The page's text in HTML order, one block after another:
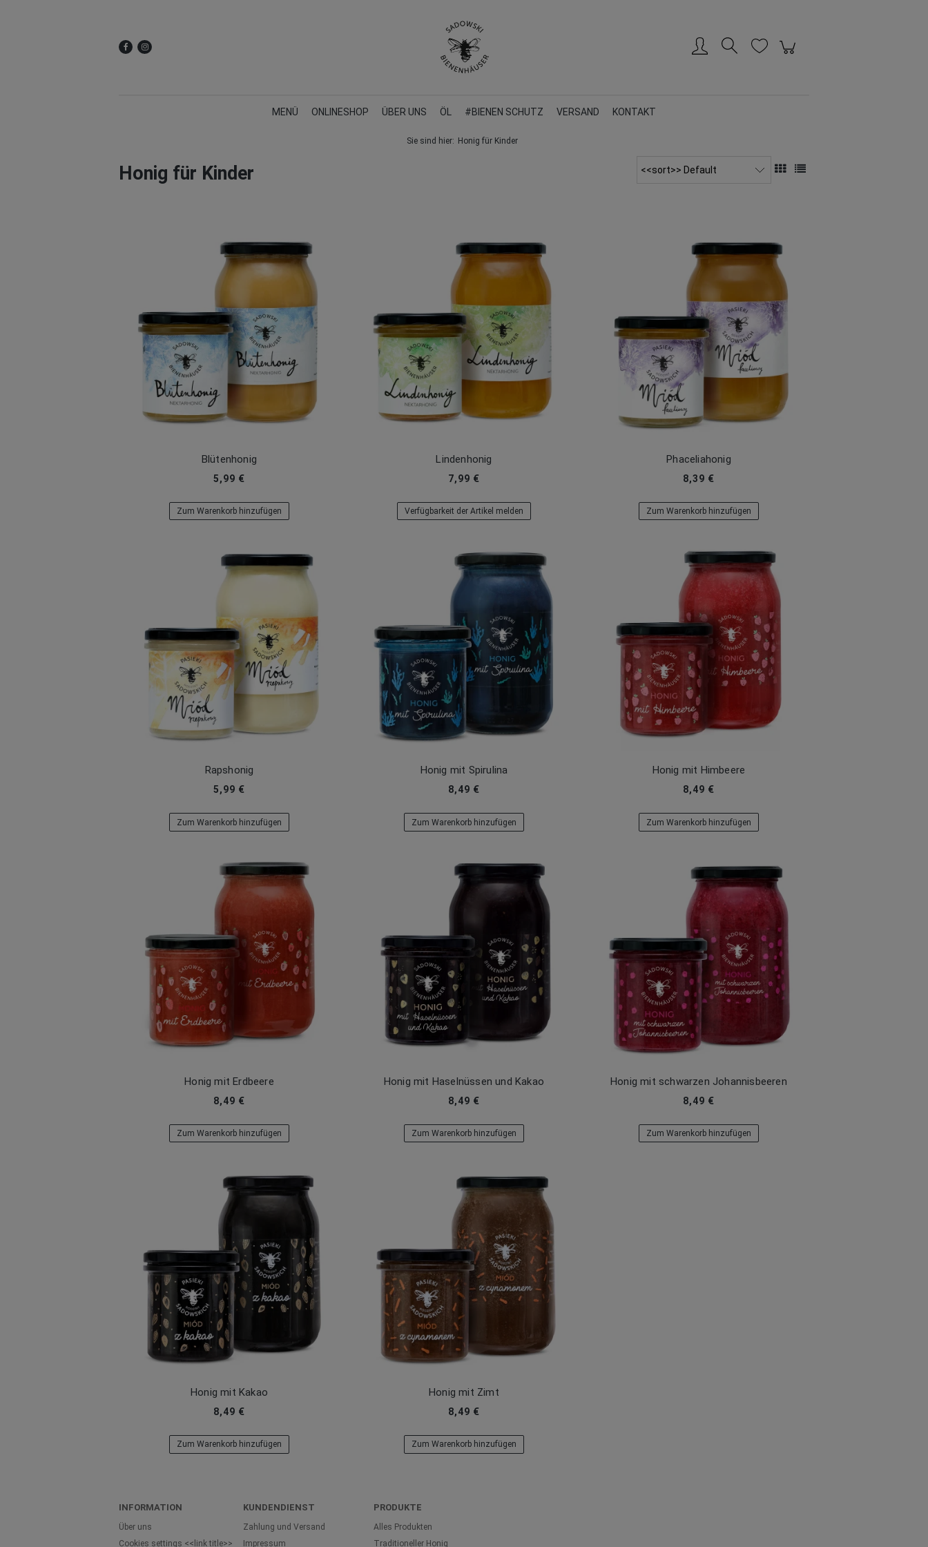
MENÜ ONLINESHOP ÜBER UNS ÖL #BIENEN SCHUTZ VERSAND KONTAKT
Sie sind hier: Honig für Kinder
Honig für Kinder
Blütenhonig
5,99 €
Zum Warenkorb hinzufügen
Lindenhonig
7,99 €
Verfügbarkeit der Artikel melden
Phaceliahonig
8,39 €
Zum Warenkorb hinzufügen
Rapshonig
5,99 €
Zum Warenkorb hinzufügen
Honig mit Spirulina
8,49 €
Zum Warenkorb hinzufügen
Honig mit Himbeere
8,49 €
Zum Warenkorb hinzufügen
Honig mit Erdbeere
8,49 €
Zum Warenkorb hinzufügen
Honig mit Haselnüssen und Kakao
8,49 €
Zum Warenkorb hinzufügen
Honig mit schwarzen Johannisbeeren
8,49 €
Zum Warenkorb hinzufügen
Honig mit Kakao
8,49 €
Zum Warenkorb hinzufügen
Honig mit Zimt
8,49 €
Zum Warenkorb hinzufügen
INFORMATION
Über uns
Cookies settings <<link title>>
KUNDENDIENST
Zahlung und Versand
Impressum
PRODUKTE
Alles Produkten
Traditioneller Honig